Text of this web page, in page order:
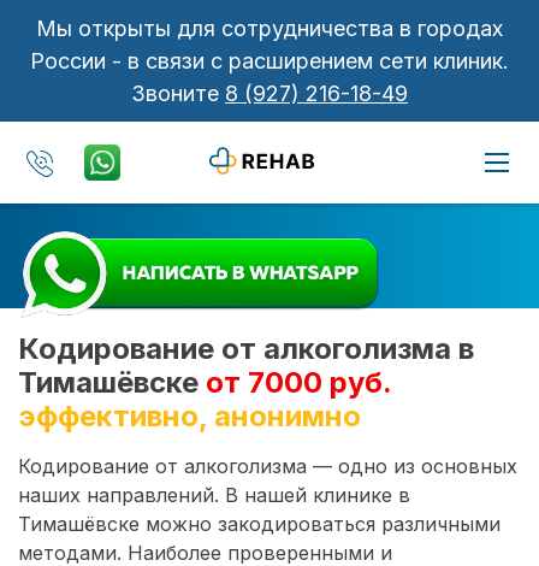
Мы открыты для сотрудничества в городах
России - в связи с расширением сети клиник.
Звоните 8 (927) 216-18-49
Кодирование от алкоголизма в
Тимашёвске от 7000 руб.
эффективно, анонимно
Кодирование от алкоголизма — одно из основных
наших направлений. В нашей клинике в
Тимашёвске можно закодироваться различными
методами. Наиболее проверенными и